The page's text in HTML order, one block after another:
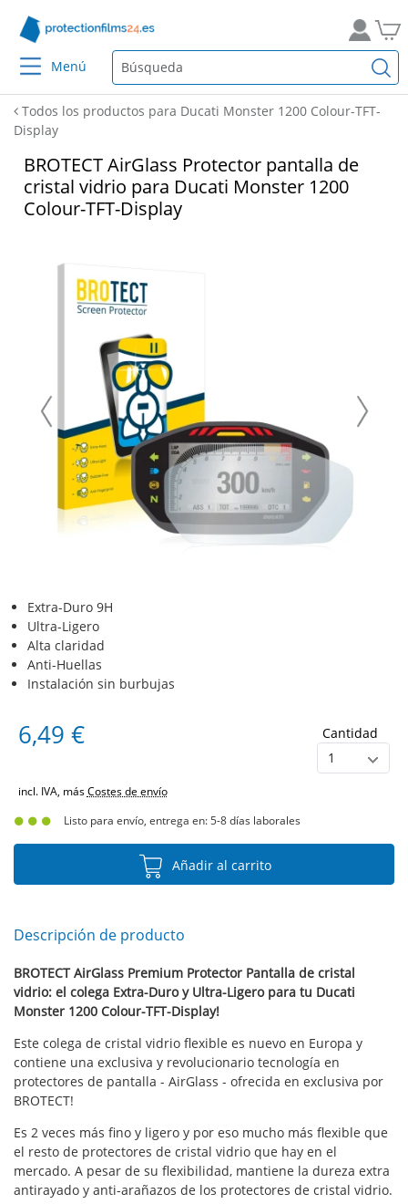
Menú
Todos los productos para Ducati Monster 1200 Colour-TFT-
Display
BROTECT AirGlass Protector pantalla de
cristal vidrio para Ducati Monster 1200
Colour-TFT-Display
Extra-Duro 9H
Ultra-Ligero
Alta claridad
Anti-Huellas
Instalación sin burbujas
6,49 € Cantidad
incl. IVA, másCostes de envío
Listo para envío, entrega en: 5-8 días laborales
Añadir al carrito
Descripción de producto
BROTECT AirGlass Premium Protector Pantalla de cristal
vidrio: el colega Extra-Duro y Ultra-Ligero para tu Ducati
Monster 1200 Colour-TFT-Display!
Este colega de cristal vidrio flexible es nuevo en Europa y
contiene una exclusiva y revolucionario tecnología en
protectores de pantalla - AirGlass - ofrecida en exclusiva por
BROTECT!
Es 2 veces más fino y ligero y por eso mucho más flexible que
el resto de protectores de cristal vidrio que hay en el
mercado. A pesar de su flexibilidad, mantiene la dureza extra
antirayado y anti-arañazos de los protectores de cristal vidrio.